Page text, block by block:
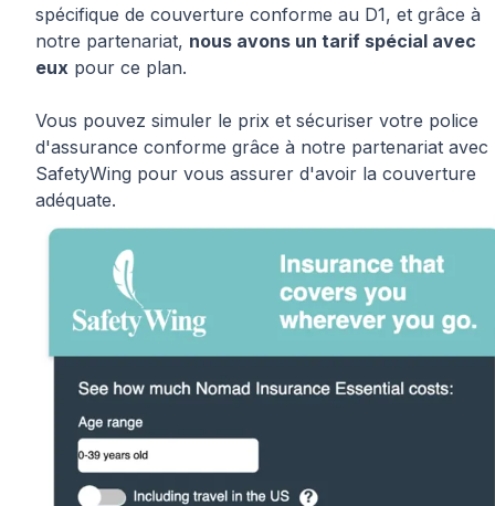
spécifique de couverture conforme au D1, et grâce à
notre partenariat, nous avons un tarif spécial avec
eux pour ce plan.
Vous pouvez simuler le prix et sécuriser votre police
d'assurance conforme grâce à notre partenariat avec
SafetyWing pour vous assurer d'avoir la couverture
adéquate.